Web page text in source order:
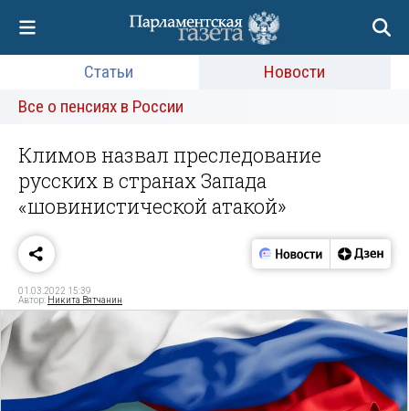
Статьи
Новости
Все о пенсиях в России
Климов назвал преследование
русских в странах Запада
«шовинистической атакой»
01.03.2022 15:39
Автор: Никита Вятчанин